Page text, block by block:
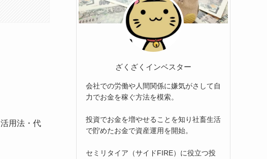
用法・代
ざくざくインベスター
会社での労働や人間関係に嫌気がさして自
力でお金を稼ぐ方法を模索。
投資でお金を増やせることを知り社畜生活
で貯めたお金で資産運用を開始。
セミリタイア（サイドFIRE）に役立つ投